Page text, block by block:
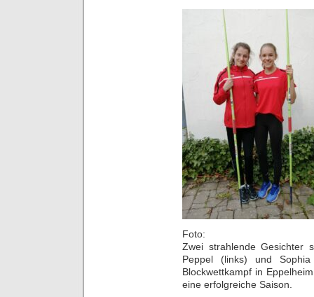
Foto:
Zwei strahlende Gesichter
Peppel (links) und
Blockwettkampf in
eine erfolgreiche Saison.